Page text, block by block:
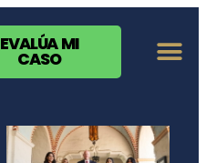
EVALÚA MI
CASO